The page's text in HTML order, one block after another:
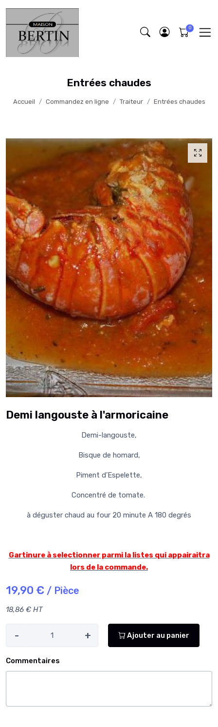
Entrées chaudes
Accueil Commandez en ligne Traiteur Entrées chaudes
Demi langouste à l'armoricaine
Demi-langouste,
Bisque de homard,
Piment d’Espelette,
Concentré de tomate.
à déguster chaud au four 20 minute A 180 degrés
Gartinure à selectionner parmi la listes qui appairaitra
lors de la commande.
19,90 € / Pièce
18,86 € HT
- + Ajouter au panier
Commentaires